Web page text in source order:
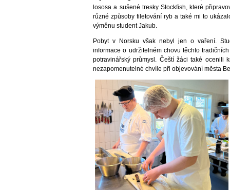
lososa a sušené tresky Stockfish, které
různé způsoby filetování ryb a také mi to
výměnu student Jakub.
Pobyt v Norsku však nebyl jen o vaření.
informace o udržitelném chovu těchto
potravinářský průmysl. Čeští žáci také ocenili
nezapomenutelné chvíle při objevování města